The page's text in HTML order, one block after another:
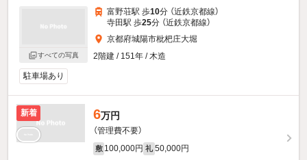
すべての写真
富野荘駅 歩10分 （近鉄京都線）
寺田駅 歩25分 （近鉄京都線）
京都府城陽市枇杷庄大堀
2階建 / 151年 / 木造
駐車場あり
新着 6万円
（管理費不要）
敷 100,000円 礼 50,000円